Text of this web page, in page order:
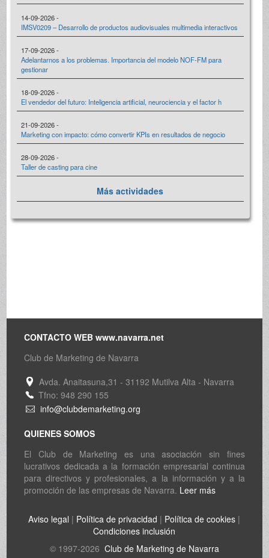
14-09-2026 -
IMSV0209 – Desarrollo de productos audiovisuales multimedia interactivos
17-09-2026 -
Adelantarnos a los problemas. Importancia del modelo NOF-FM para
gestionar
18-09-2026 -
El vendedor del futuro: Inteligencia artificial, neurociencia y el factor h
21-09-2026 -
Marketing con impacto: cómo convertir KPIs en resultados de negocio
28-09-2026 -
Taller de casting para cine
Más actividades
CONTACTO WEB www.navarra.net
Club de Marketing de Navarra
Avda. Anaitasuna,31 - 31192 Mutilva Alta - Navarra
Tfno: 948 290 155
info@clubdemarketing.org
QUIENES SOMOS
El Club de Marketing es una asociación sin fines
lucrativos dedicada a la formación empresarial continua
para directivos y profesionales, a la información y a la
promoción de las empresas de Navarra. Leer más
Aviso legal | Política de privacidad | Política de cookies |
Condiciones inclusión
© 1997-2026 Club de Marketing de Navarra